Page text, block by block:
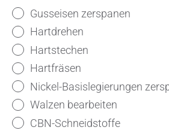
Gusseisen zerspanen
Hartdrehen
Hartstechen
Hartfräsen
Nickel-Basislegierungen
Walzen bearbeiten
CBN-Schneidstoffe